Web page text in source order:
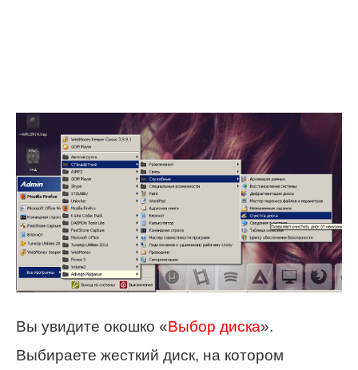
Вы увидите окошко «Выбор диска».
Выбираете жесткий диск, на котором